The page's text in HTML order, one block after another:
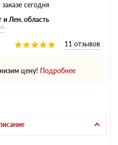
сегодня
и Лен. область
11 отзывов
цену! Подробнее